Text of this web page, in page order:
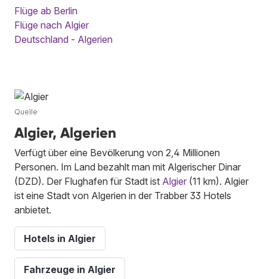
Flüge ab Berlin
Flüge nach Algier
Deutschland - Algerien
Quelle
Algier, Algerien
Verfügt über eine Bevölkerung von 2,4 Millionen
Personen. Im Land bezahlt man mit Algerischer Dinar
(DZD). Der Flughafen für Stadt ist Algier (11 km). Algier
ist eine Stadt von Algerien in der Trabber 33 Hotels
anbietet.
Hotels in Algier
Fahrzeuge in Algier